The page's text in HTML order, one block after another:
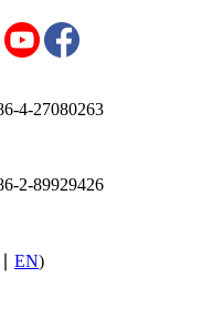
4-27080263
2-89929426
EN)